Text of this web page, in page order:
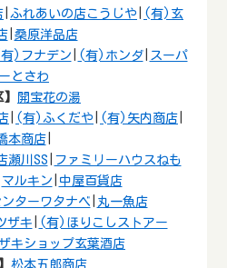
ふれあいの店こうじや
(有)玄
| 桑原洋品店
)フナデン (有)ホンダ|
スーパ
ーとさわ
開宝花の湯
(有)ふくだや (有)矢内商店
本商店|
瀬川SS
ファミリーハウスねも
マルキン
中屋百貨店
ターワタナベ
丸一魚店
ザキ
(有)ほりこしストアー
キショップ玄葉酒店
松本五郎商店